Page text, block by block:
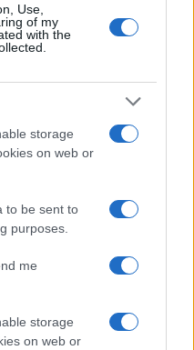
Use,
of my
with the
storage
on web or
to be sent to
purposes.
me
storage
on web or
azelőtt,
hogy
elleni
is
újjáépítsék a
hogy a templom
próféciáját a
Egy
Marcellinus így